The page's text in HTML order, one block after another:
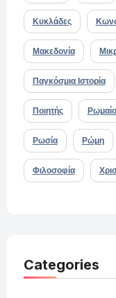
Κυκλάδες
Μακεδονία
Παγκόσμια Ιστορία
Ποιητής
Ρωσία Ρώμη
Φιλοσοφία
Categories